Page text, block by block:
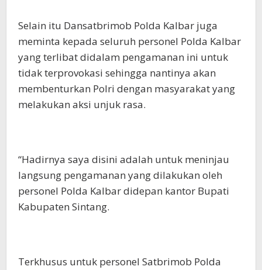
Selain itu Dansatbrimob Polda Kalbar juga
meminta kepada seluruh personel Polda Kalbar
yang terlibat didalam pengamanan ini untuk
tidak terprovokasi sehingga nantinya akan
membenturkan Polri dengan masyarakat yang
melakukan aksi unjuk rasa.
“Hadirnya saya disini adalah untuk meninjau
langsung pengamanan yang dilakukan oleh
personel Polda Kalbar didepan kantor Bupati
Kabupaten Sintang.
Terkhusus untuk personel Satbrimob Polda